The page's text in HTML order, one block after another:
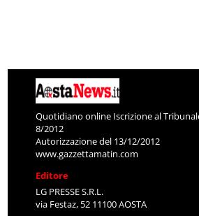
Quotidiano online Iscrizione al
8/2012
Autorizzazione del 13/12/2012
www.gazzettamatin.com
Editore
LG PRESSE S.R.L.
via Festaz, 52 11100 AOSTA